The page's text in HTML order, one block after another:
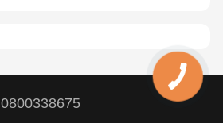
0800338675